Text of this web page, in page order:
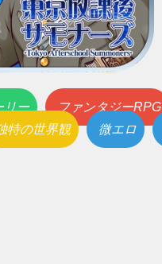
リー ファンタジーRPG
特の世界観 微エロ